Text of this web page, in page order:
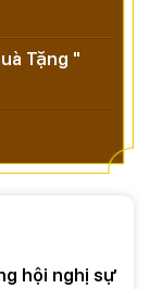
Tặng "
hội nghị sự